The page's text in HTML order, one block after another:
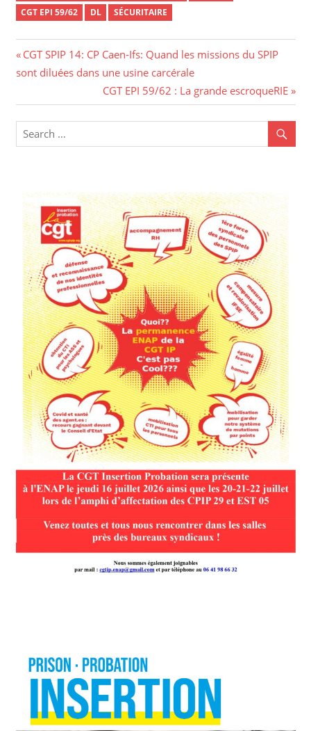
CGT EPI 59/62
DL SÉCURITAIRE
CGT SPIP 14: CP Caen-Ifs: Quand les missions du SPIP
sont diluées dans une usine carcérale
CGT EPI 59/62 : La grande escroqueRIE